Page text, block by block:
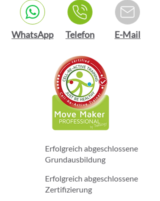
WhatsApp Telefon E-Mail
Erfolgreich abgeschlossene
Grundausbildung
Erfolgreich abgeschlossene
Zertifizierung